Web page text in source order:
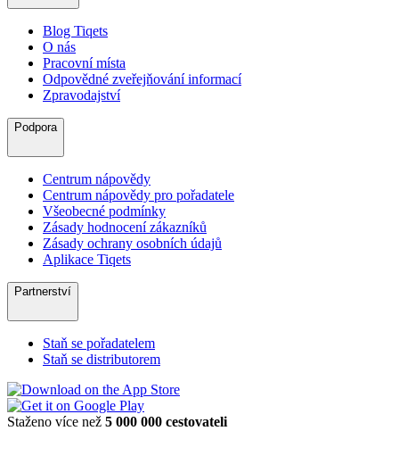
Blog Tiqets
O nás
Pracovní místa
Odpovědné zveřejňování informací
Zpravodajství
Podpora
Centrum nápovědy
Centrum nápovědy pro pořadatele
Všeobecné podmínky
Zásady hodnocení zákazníků
Zásady ochrany osobních údajů
Aplikace Tiqets
Partnerství
Staň se pořadatelem
Staň se distributorem
Staženo více než 5 000 000 cestovateli